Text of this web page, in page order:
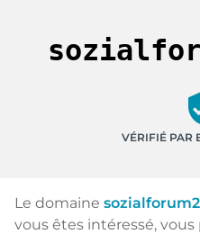
VÉRIFIÉ PAR
Le domaine
vous êtes intéressé,